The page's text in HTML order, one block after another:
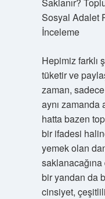
Sosyal Adalet
İnceleme
Hepimiz farklı
tüketir ve
zaman,
aynı zamanda
hatta bazen
bir ifadesi
yemek olan
bir yandan da
cinsiyet,